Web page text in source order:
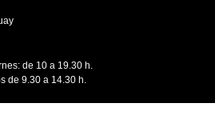
de 10 a 19.30 h.
de 9.30 a 14.30 h.